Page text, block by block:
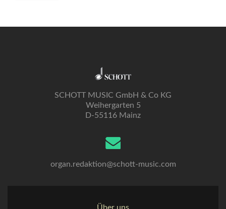
SCHOTT MUSIC GmbH & Co KG
Weihergarten 5
D-55116 Mainz
organ.redaktion@schott-music.com